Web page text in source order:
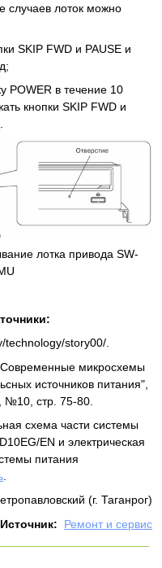
случаев лоток можно
SKIP FWD и PAUSE и
POWER в течение 10
кнопки SKIP FWD и
лотка привода SW-
story00/.
микросхемы
источников питания",
№10, стр. 75-80.
схема части системы
EN и электрическая
питания
(г. Таганрог)
Источник:
Ремонт и сервис